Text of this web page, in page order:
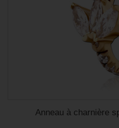
Anneau à charnière